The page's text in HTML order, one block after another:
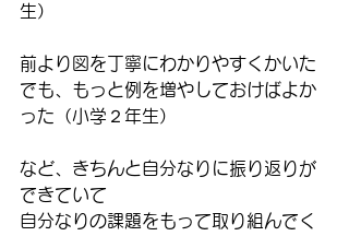
生）
前より図を丁寧にわかりやすくかいた
でも、もっと例を増やしておけばよか
った（小学２年生）
など、きちんと自分なりに振り返りが
できていて
自分なりの課題をもって取り組んでく